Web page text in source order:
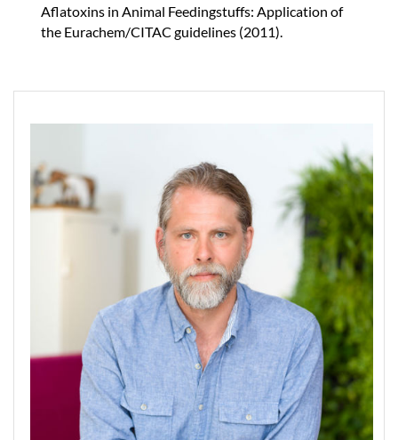
Aflatoxins in Animal Feedingstuffs: Application of
the Eurachem/CITAC guidelines (2011).